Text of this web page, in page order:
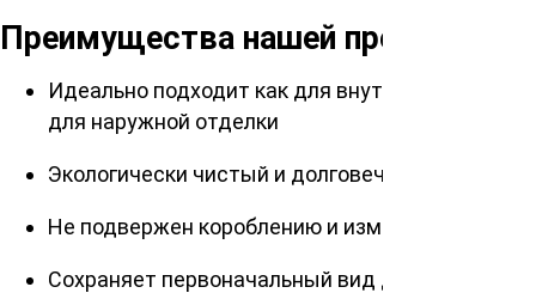
Преимущества нашей продукции:
Идеально подходит как для внутренней, так и
для наружной отделки
Экологически чистый и долговечный материал
Не подвержен короблению и изменению формы
Сохраняет первоначальный вид даже после